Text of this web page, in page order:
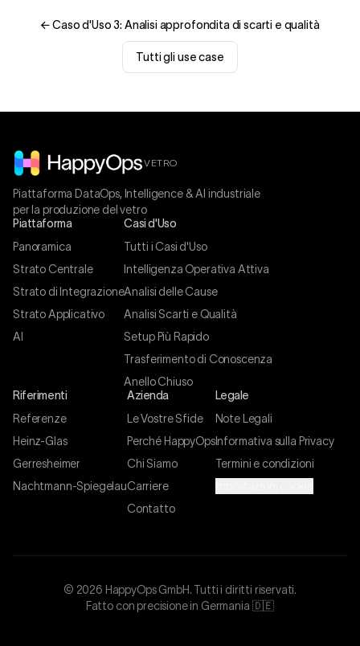
← Caso d'Uso 3: Analisi approfondita di scarti e qualità
Tutti gli use case
VETRO
Piattaforma DataOps, Intelligence & AI industriale
per la produzione del vetro
Piattaforma
Panoramica
Strato Centrale
Strato di Integrazione
Strato Applicativo
AI
Casi d'Uso
Tutti i Casi d'Uso
Intelligenza Operativa Attiva
Analisi delle Cause
Analisi Scarti e Qualità
Setup Più Rapido
Trasferimento di Conoscenza
Anello Chiuso
Riferimenti
Referenze
Heinz-Glas
Gerresheimer
Nachtmann-Spiegelau
Azienda
Le Vostre Sfide
Perché HappyOps
Chi Siamo
Carriere
Contatto
Legale
Note Legali
Informativa sulla Privacy
Termini e condizioni
© 2026 HappyOps GmbH. Tutti i diritti riservati.
Fatto con precisione in Germania 🇩🇪